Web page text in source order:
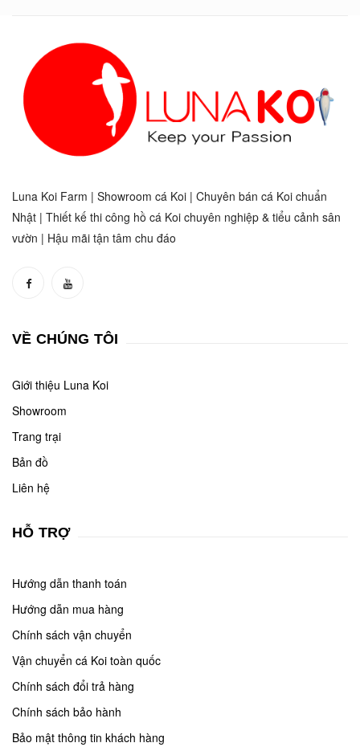
Luna Koi Farm | Showroom cá Koi | Chuyên bán cá Koi chuẩn
Nhật | Thiết kế thi công hồ cá Koi chuyên nghiệp & tiểu cảnh sân
vườn | Hậu mãi tận tâm chu đáo
VỀ CHÚNG TÔI
Giới thiệu Luna Koi
Showroom
Trang trại
Bản đồ
Liên hệ
HỖ TRỢ
Hướng dẫn thanh toán
Hướng dẫn mua hàng
Chính sách vận chuyển
Vận chuyển cá Koi toàn quốc
Chính sách đổi trả hàng
Chính sách bảo hành
Bảo mật thông tin khách hàng